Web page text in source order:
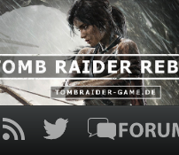
Direkt zum Inhalt